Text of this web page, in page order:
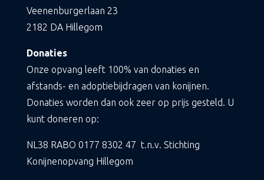
Veenenburgerlaan 23
2182 DA Hillegom
Donaties
Onze opvang leeft 100% van donaties en
afstands- en adoptiebijdragen van konijnen.
Donaties worden dan ook zeer op prijs gesteld. U
kunt doneren op:
NL38 RABO 0177 8302 47 t.n.v. Stichting
Konijnenopvang Hillegom